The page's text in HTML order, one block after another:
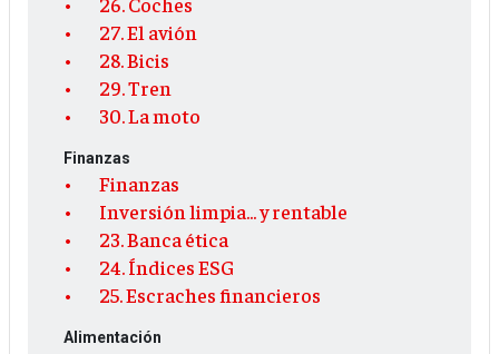
27. El avión
28. Bicis
29. Tren
30. La moto
Finanzas
Finanzas
Inversión limpia... y rentable
23. Banca ética
24. Índices ESG
25. Escraches financieros
Alimentación